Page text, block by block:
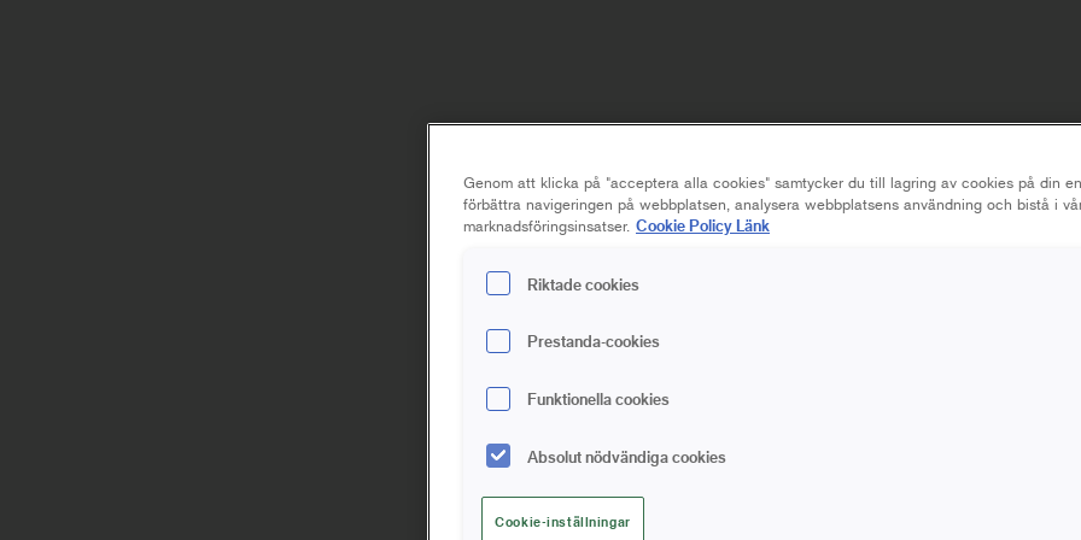
MÄSSERBJUDANDEN
Genom att klicka på "acceptera alla cookies" samtycker du till lagring av cookies på din
förbättra navigeringen på webbplatsen, analysera webbplatsens användning och bistå i
marknadsföringsinsatser. Cookie Policy Länk
Riktade cookies
Prestanda-cookies
Funktionella cookies
Absolut nödvändiga cookies
Cookie-inställningar